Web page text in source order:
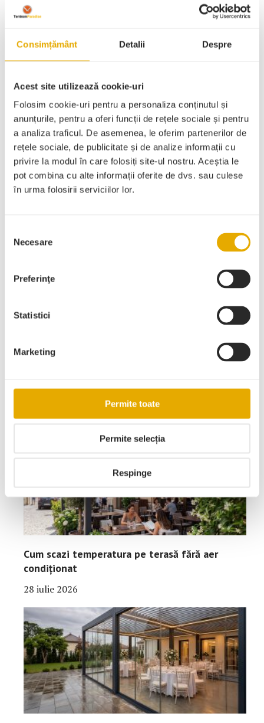
Consimțământ Detalii Despre
Acest site utilizează cookie-uri
Folosim cookie-uri pentru a personaliza conținutul și
anunțurile, pentru a oferi funcții de rețele sociale și pentru
a analiza traficul. De asemenea, le oferim partenerilor de
rețele sociale, de publicitate și de analize informații cu
privire la modul în care folosiți site-ul nostru. Aceștia le
pot combina cu alte informații oferite de dvs. sau culese
în urma folosirii serviciilor lor.
consimțământului
Necesare
Preferinţe
Statistici
Marketing
Permite toate
Permite selecția
Respinge
Navigare
în
articole
anterior
următor
Categorii
Inspirație
Articole recente
Cum scazi temperatura pe terasă fără aer
condiționat
28 iulie 2026